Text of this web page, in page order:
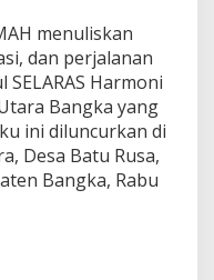
menuliskan
dan perjalanan
Harmoni
Bangka yang
ini diluncurkan di
Desa Batu Rusa,
Bangka, Rabu